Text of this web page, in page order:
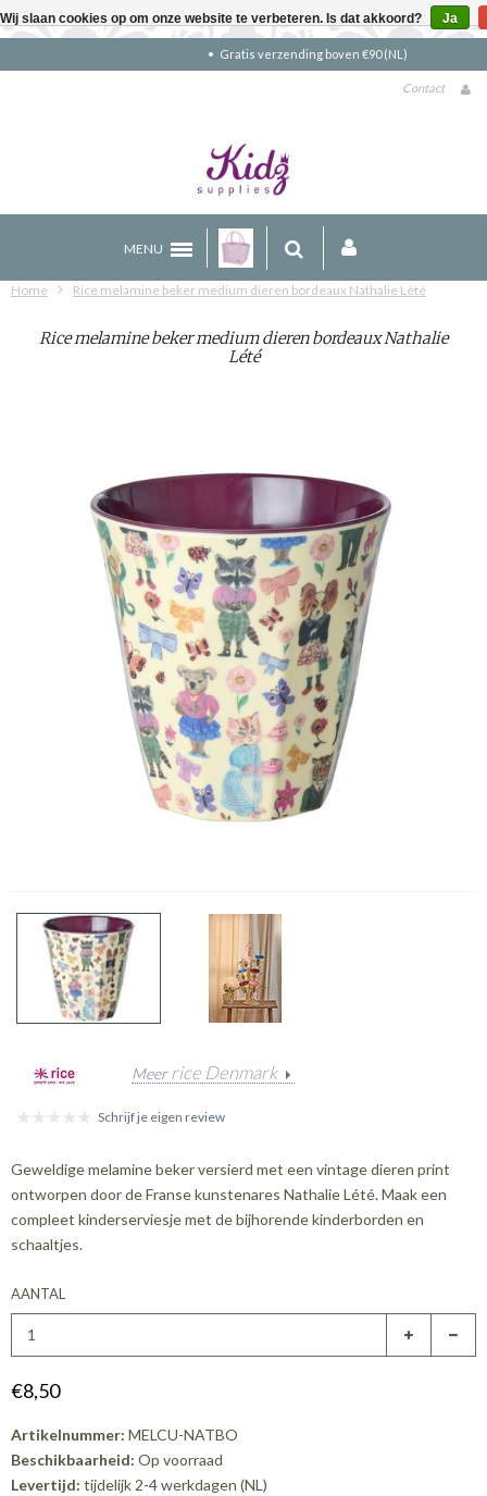
Gratis verzending boven €90 (NL)
Contact
MENU
Home Rice melamine beker medium dieren bordeaux Nathalie Lété
Rice melamine beker medium dieren bordeaux Nathalie
Lété
Meerrice Denmark
Schrijf je eigen review
Geweldige melamine beker versierd met een vintage dieren print
ontworpen door de Franse kunstenares Nathalie Lété. Maak een
compleet kinderserviesje met de bijhorende kinderborden en
schaaltjes.
AANTAL
€8,50
Artikelnummer: MELCU-NATBO
Beschikbaarheid: Op voorraad
Levertijd: tijdelijk 2-4 werkdagen (NL)
Wij slaan cookies op om onze website te verbeteren. Is dat akkoord? Ja